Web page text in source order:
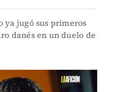
ya jugó sus primeros
danés en un duelo de